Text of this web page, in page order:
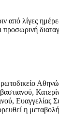
από λίγες
Ευαγγελίας
η